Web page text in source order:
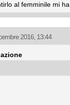
al femminile mi
2016, 13:44